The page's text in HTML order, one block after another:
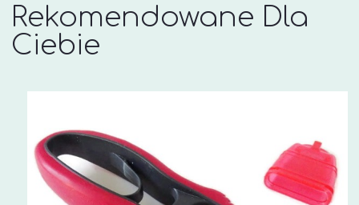
Rekomendowane Dla
Ciebie